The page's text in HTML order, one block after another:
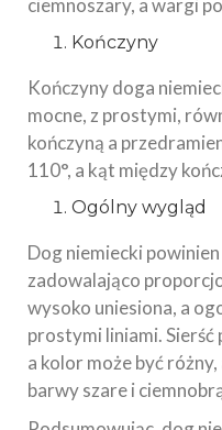
ciemnoszary, a wargi
Kończyny
Kończyny doga
mocne, z prostymi,
kończyną a
110°, a kąt między
Ogólny wygląd
Dog niemiecki
zadowalająco
wysoko uniesiona, a
prostymi liniami.
a kolor może być
barwy szare i